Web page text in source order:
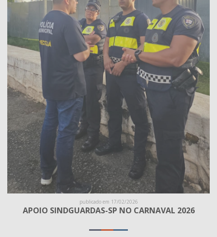
publicado em 17/02/2026
APOIO SINDGUARDAS-SP NO CARNAVAL 2026